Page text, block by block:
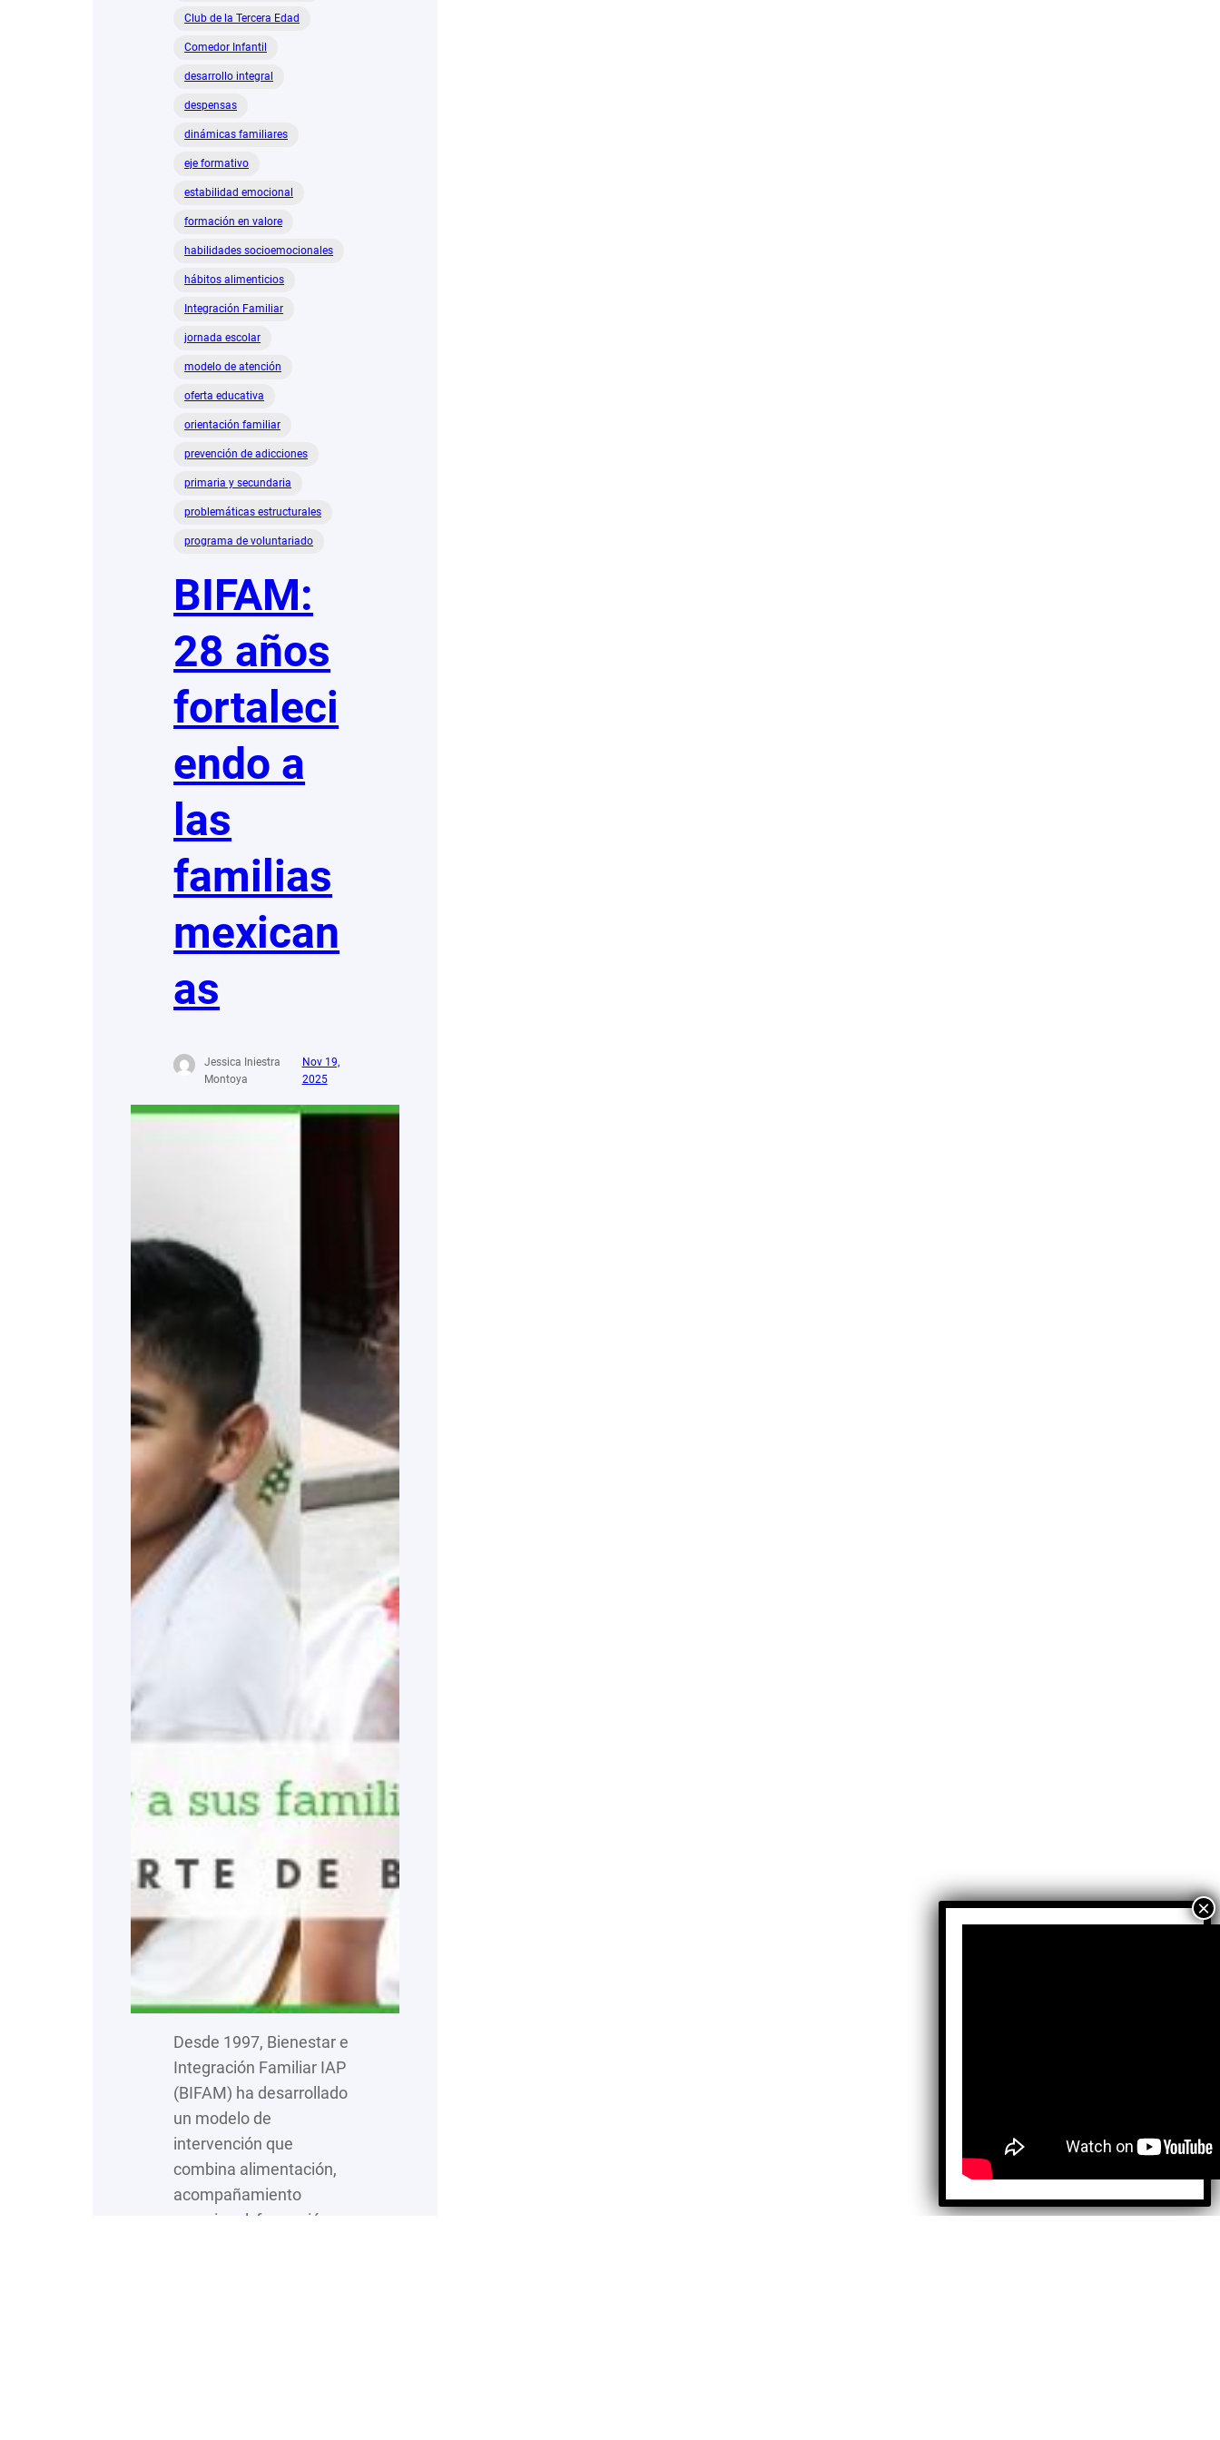
Club de la Tercera Edad
Comedor Infantil
desarrollo integral
despensas
dinámicas familiares
eje formativo
estabilidad emocional
formación en valore
habilidades socioemocionales
hábitos alimenticios
Integración Familiar
jornada escolar
modelo de atención
oferta educativa
orientación familiar
prevención de adicciones
primaria y secundaria
problemáticas estructurales
programa de voluntariado
BIFAM:
28 años
fortaleci
endo a
las
familias
mexican
as
Jessica Iniestra
Montoya
Nov 19,
2025
Desde 1997, Bienestar e
Integración Familiar IAP
(BIFAM) ha desarrollado
un modelo de
intervención que
combina alimentación,
acompañamiento
emocional, formación en